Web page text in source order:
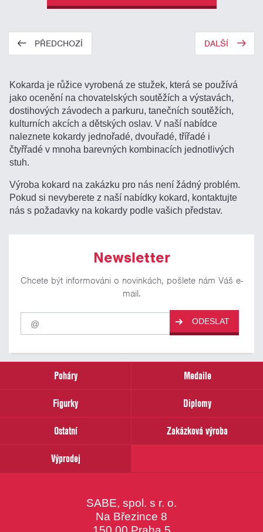
PŘEDCHOZÍ DALŠÍ
Kokarda je růžice vyrobená ze stužek, která se používá
jako ocenění na chovatelských soutěžích a výstavách,
dostihových závodech a parkuru, tanečních soutěžích,
kulturních akcích a dětských oslav. V naší nabídce
naleznete kokardy jednořadé, dvouřadé, třířadé i
čtyřřadé v mnoha barevných kombinacích jednotlivých
stuh.
Výroba kokard na zakázku pro nás není žádný problém.
Pokud si nevyberete z naší nabídky kokard, kontaktujte
nás s požadavky na kokardy podle vašich představ.
Newsletter
Chcete být informováni o novinkách, pošlete nám Váš e-
mail.
Pro
odběr
našich
email
ODESLAT
Poháry
Medaile
Figurky
Diplomy
Ostatní
Zakázková výroba
Výprodej
SABE, spol. s r. o.
Na Březince 8